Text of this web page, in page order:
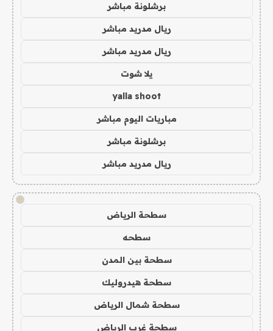
برشلونة مباشر
ريال مدريد مباشر
ريال مدريد مباشر
يلا شوت
yalla shoot
مباريات اليوم مباشر
برشلونة مباشر
ريال مدريد مباشر
!
سطحة الرياض
سطحه
سطحة بين المدن
سطحة هيدروليك
سطحة شمال الرياض
سطحة غرب الرياض